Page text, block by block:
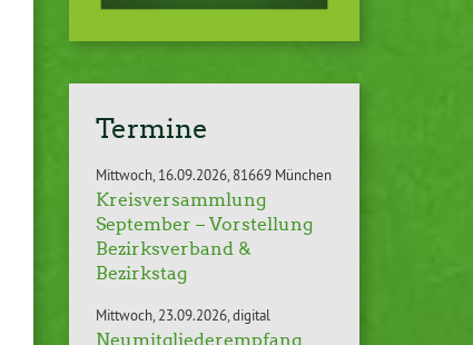
Termine
Mittwoch 16.09.2026 81669 München
Kreisversammlung
September – Vorstellung
Bezirksverband &
Bezirkstag
Mittwoch 23.09.2026 digital
Neumitgliederempfang